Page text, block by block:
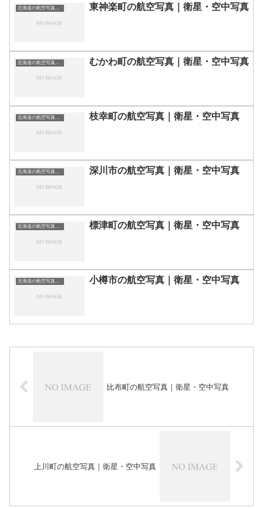
東神楽町の航空写真｜衛星・空中写真
むかわ町の航空写真｜衛星・空中写真
枝幸町の航空写真｜衛星・空中写真
北海道の航空写真・空中写真 深川市の航空写真｜衛星・空中写真
北海道の航空写真・空中写真 標津町の航空写真｜衛星・空中写真
北海道の航空写真・空中写真 小樽市の航空写真｜衛星・空中写真
比布町の航空写真｜衛星・空中写真
上川町の航空写真｜衛星・空中写真